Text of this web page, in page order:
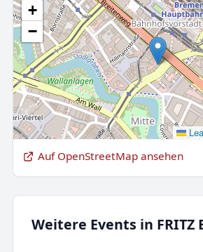
+
−
Auf OpenStreetMap ansehen
Weitere Events in FRITZ